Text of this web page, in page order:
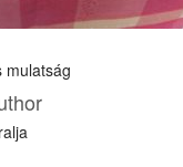
mulatság